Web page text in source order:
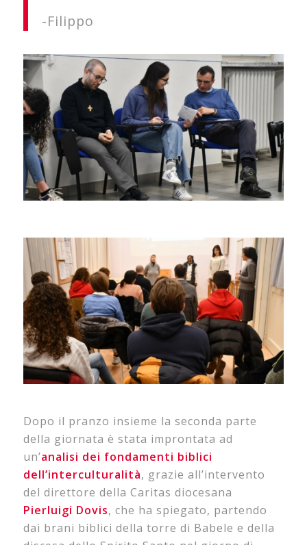
-Filippo
Dopo il pranzo insieme la seconda parte
della giornata è stata improntata ad
un’analisi dei fondamenti biblici
dell’interculturalità, grazie all’intervento
del direttore della Caritas diocesana
Pierluigi Dovis, che ha spiegato, partendo
dai brani biblici della torre di Babele e della